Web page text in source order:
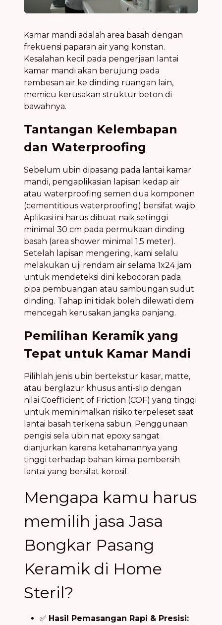
Kamar mandi adalah area basah dengan
frekuensi paparan air yang konstan.
Kesalahan kecil pada pengerjaan lantai
kamar mandi akan berujung pada
rembesan air ke dinding ruangan lain,
memicu kerusakan struktur beton di
bawahnya.
Tantangan Kelembapan
dan Waterproofing
Sebelum ubin dipasang pada lantai kamar
mandi, pengaplikasian lapisan kedap air
atau waterproofing semen dua komponen
(cementitious waterproofing) bersifat wajib.
Aplikasi ini harus dibuat naik setinggi
minimal 30 cm pada permukaan dinding
basah (area shower minimal 1,5 meter).
Setelah lapisan mengering, kami selalu
melakukan uji rendam air selama 1x24 jam
untuk mendeteksi dini kebocoran pada
pipa pembuangan atau sambungan sudut
dinding. Tahap ini tidak boleh dilewati demi
mencegah kerusakan jangka panjang.
Pemilihan Keramik yang
Tepat untuk Kamar Mandi
Pilihlah jenis ubin bertekstur kasar, matte,
atau berglazur khusus anti-slip dengan
nilai Coefficient of Friction (COF) yang tinggi
untuk meminimalkan risiko terpeleset saat
lantai basah terkena sabun. Penggunaan
pengisi sela ubin nat epoxy sangat
dianjurkan karena ketahanannya yang
tinggi terhadap bahan kimia pembersih
lantai yang bersifat korosif.
Mengapa kamu harus
memilih jasa Jasa
Bongkar Pasang
Keramik di Home
Steril?
✅ Hasil Pemasangan Rapi & Presisi: